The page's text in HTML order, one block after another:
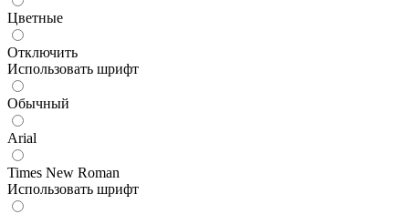
Цветные
Отключить
Использовать шрифт
Обычный
Arial
Times New Roman
Использовать шрифт